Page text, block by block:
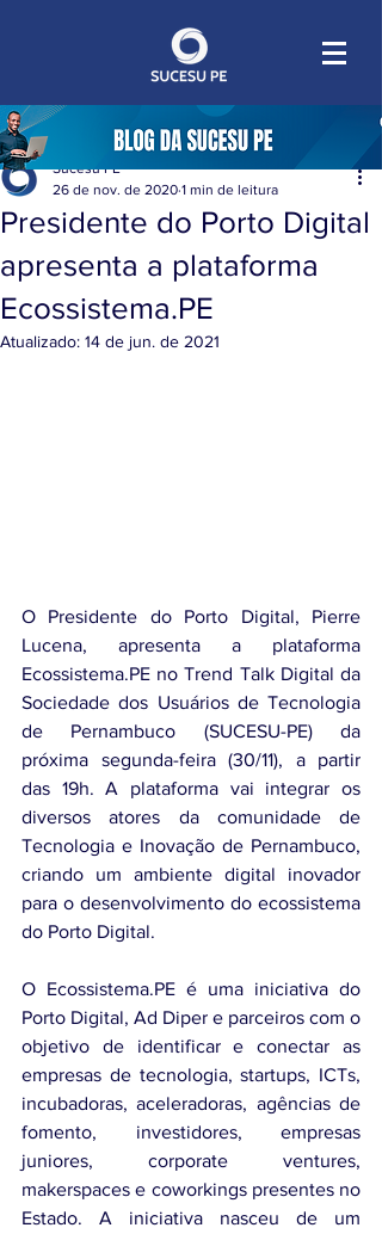
Presidente do Porto Digital
apresenta a plataforma
Ecossistema.PE
Sucesu PE
26 de nov. de 2020 1 min de leitura
Atualizado: 14 de jun. de 2021
O Presidente do Porto Digital, Pierre
Lucena, apresenta a plataforma
Ecossistema.PE no Trend Talk Digital da
Sociedade dos Usuários de Tecnologia
de Pernambuco (SUCESU-PE) da
próxima segunda-feira (30/11), a partir
das 19h. A plataforma vai integrar os
diversos atores da comunidade de
Tecnologia e Inovação de Pernambuco,
criando um ambiente digital inovador
para o desenvolvimento do ecossistema
do Porto Digital.
O Ecossistema.PE é uma iniciativa do
Porto Digital, Ad Diper e parceiros com o
objetivo de identificar e conectar as
empresas de tecnologia, startups, ICTs,
incubadoras, aceleradoras, agências de
fomento, investidores, empresas
juniores, corporate ventures,
makerspaces e coworkings presentes no
Estado. A iniciativa nasceu de um